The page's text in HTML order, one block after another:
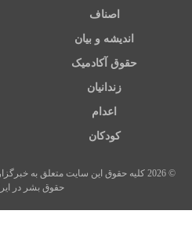
اصناف
اندیشه و بیان
حقوق آکادمیک
زندانیان
اعدام
کودکان
© 2026 کلیه حقوق این سایت متعلق به
حقوق بشر در